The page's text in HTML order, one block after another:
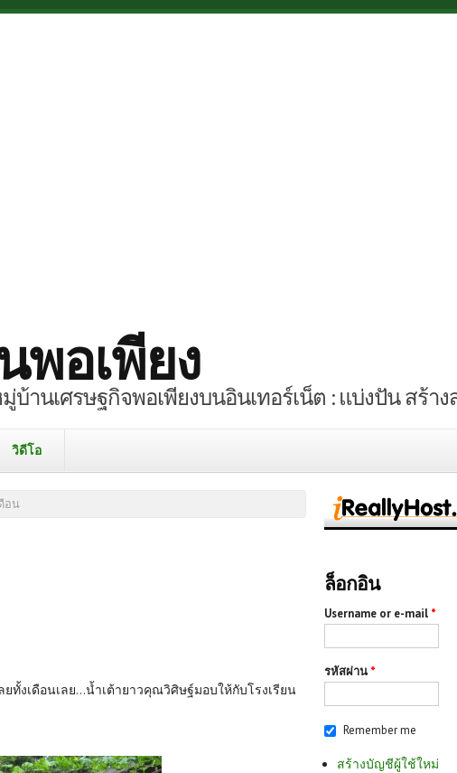
พอเพียง
บ้านเศรษฐกิจพอเพียงบนอินเทอร์เน็ต : แบ่งปัน สร้าง
วิดีโอ
อน
ยทั้งเดือนเลย...น้ำเต้ายาวคุณวิศิษฐ์มอบให้กับโรงเรียน
ล็อกอิน
Username or e-mail *
รหัสผ่าน *
Remember me
สร้างบัญชีผู้ใช้ใหม่